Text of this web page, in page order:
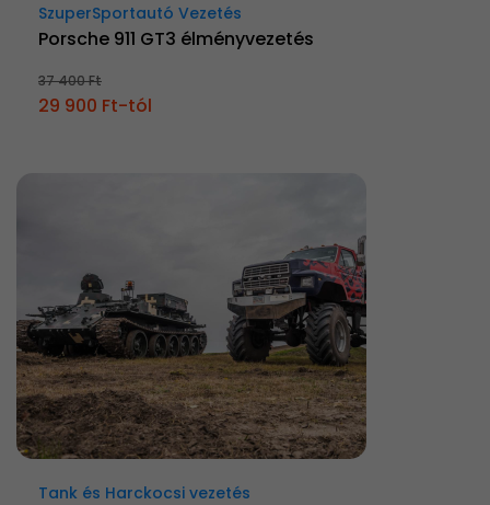
SzuperSportautó Vezetés
Porsche 911 GT3 élményvezetés
37 400 Ft
29 900 Ft-tól
Tank és Harckocsi vezetés